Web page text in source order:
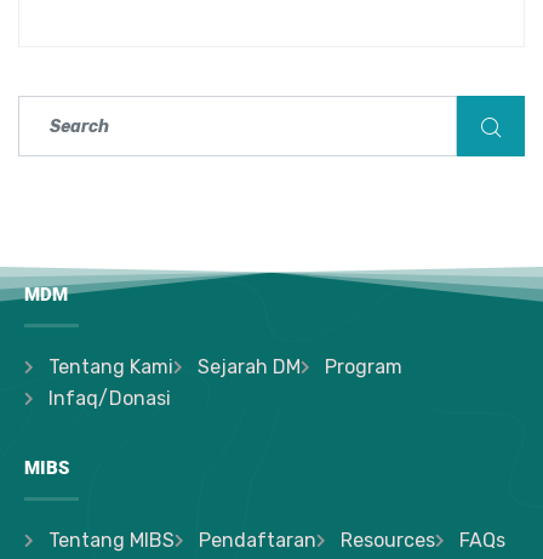
MDM
Tentang Kami Sejarah DM
Program
Infaq/Donasi
MIBS
Tentang MIBS Pendaftaran Resources FAQs